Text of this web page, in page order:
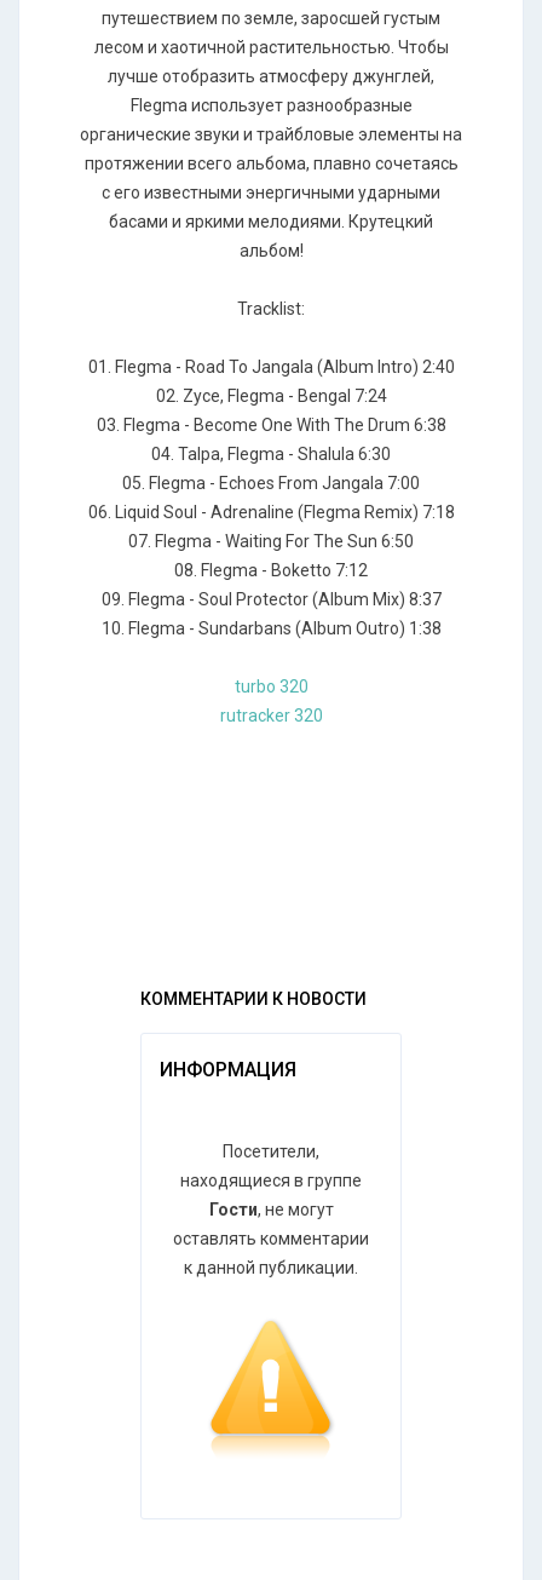
путешествием по земле, заросшей густым
лесом и хаотичной растительностью. Чтобы
лучше отобразить атмосферу джунглей,
Flegma использует разнообразные
органические звуки и трайбловые элементы на
протяжении всего альбома, плавно сочетаясь
с его известными энергичными ударными
басами и яркими мелодиями. Крутецкий
альбом!
Tracklist:
01. Flegma - Road To Jangala (Album Intro) 2:40
02. Zyce, Flegma - Bengal 7:24
03. Flegma - Become One With The Drum 6:38
04. Talpa, Flegma - Shalula 6:30
05. Flegma - Echoes From Jangala 7:00
06. Liquid Soul - Adrenaline (Flegma Remix) 7:18
07. Flegma - Waiting For The Sun 6:50
08. Flegma - Boketto 7:12
09. Flegma - Soul Protector (Album Mix) 8:37
10. Flegma - Sundarbans (Album Outro) 1:38
turbo 320
rutracker 320
КОММЕНТАРИИ К НОВОСТИ
ИНФОРМАЦИЯ
Посетители,
находящиеся в группе
Гости, не могут
оставлять комментарии
к данной публикации.